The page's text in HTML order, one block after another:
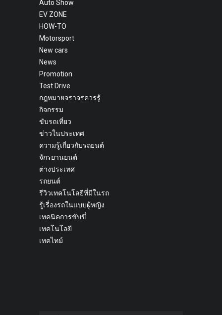
Auto Show
EV ZONE
HOW-TO
Motorsport
New cars
News
Promotion
Test Drive
กฎหมายจราจรควรรู้
กิจกรรม
ขับรถเที่ยว
ข่าวในประเทศ
ความรู้เกี่ยวกับรถยนต์
จักรยานยนต์
ต่างประเทศ
รถยนต์
รีวิวเทคโนโลยีที่มีในรถ
รู้เรื่องรถในแบบผู้หญิง
เทคนิคการขับขี่
เทคโนโลยี
เทคไทม์